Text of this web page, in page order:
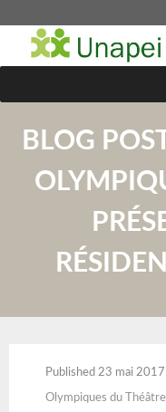
BLOG
Published 23 mai 2017
Olympiques du